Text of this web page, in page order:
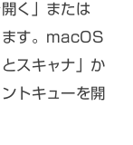
く」または
ます。macOS
スキャナ」か
トキューを開